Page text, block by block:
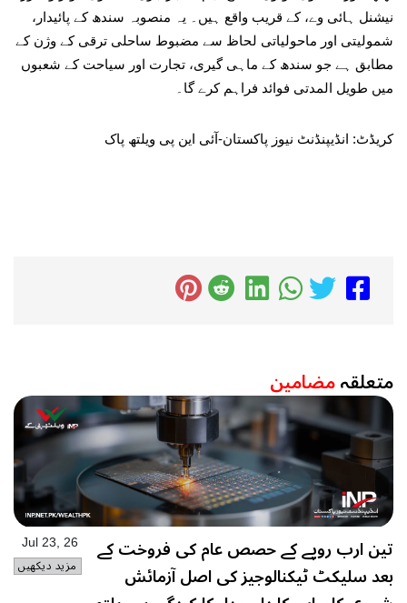
نیشنل ہائی وے، کے قریب واقع ہیں۔ یہ منصوبہ سندھ کے پائیدار،
شمولیتی اور ماحولیاتی لحاظ سے مضبوط ساحلی ترقی کے وژن کے
مطابق ہے جو سندھ کے ماہی گیری، تجارت اور سیاحت کے شعبوں
میں طویل المدتی فوائد فراہم کرے گا۔
کریڈٹ: انڈیپنڈنٹ نیوز پاکستان-آئی این پی ویلتھ پاک
متعلقہمضامین
تین ارب روپے کے حصص عام کی فروخت کے
بعد سلیکٹ ٹیکنالوجیز کی اصل آزمائش
Jul 23, 26
مزید دیکھیں